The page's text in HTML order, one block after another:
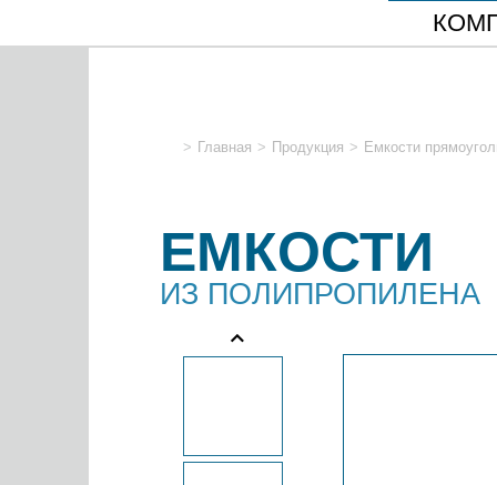
> Главная > Продукция > Емкости
ЕМКОСТИ
ИЗ ПОЛИПРОПИЛЕНА